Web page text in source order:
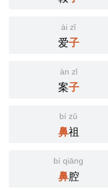
ài zǐ
爱子
àn zǐ
案子
bí zǔ
鼻祖
bí qiāng
鼻腔